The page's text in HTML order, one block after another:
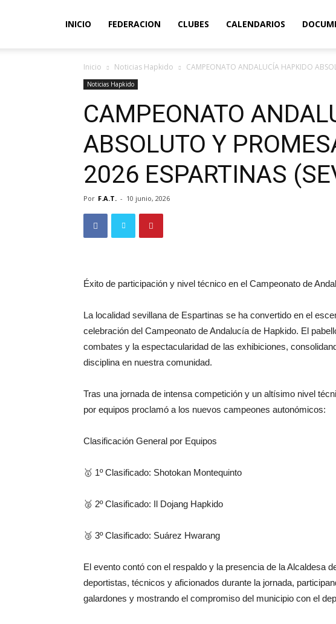
INICIO FEDERACION CLUBES CALENDARIOS
Inicio Noticias Hapkido CAMPEONATO ANDALUCÍA HAPKIDO
Noticias Hapkido
CAMPEONATO
ABSOLUTO Y
2026 ESPARTINAS
Por F.A.T. - 10 junio, 2026
Éxito de participación y nivel técnico en el Campeonato de
La localidad sevillana de Espartinas se ha convertido en el
celebración del Campeonato de Andalucía de Hapkido. El
combates y la espectacularidad de las exhibiciones,
disciplina en nuestra comunidad.
Tras una jornada de intensa competición y un altísimo nivel
por equipos proclamó a los nuevos campeones autonómicos:
Clasificación General por Equipos
🥇 1º Clasificado: Shotokan Montequinto
🥈 2º Clasificado: Il Dojang Hapkido
🥉 3º Clasificado: Suárez Hwarang
El evento contó con el respaldo y la presencia de la Alcaldesa
deportistas, técnicos y aficionados durante la jornada,
galardones y mostrando el compromiso del municipio con el